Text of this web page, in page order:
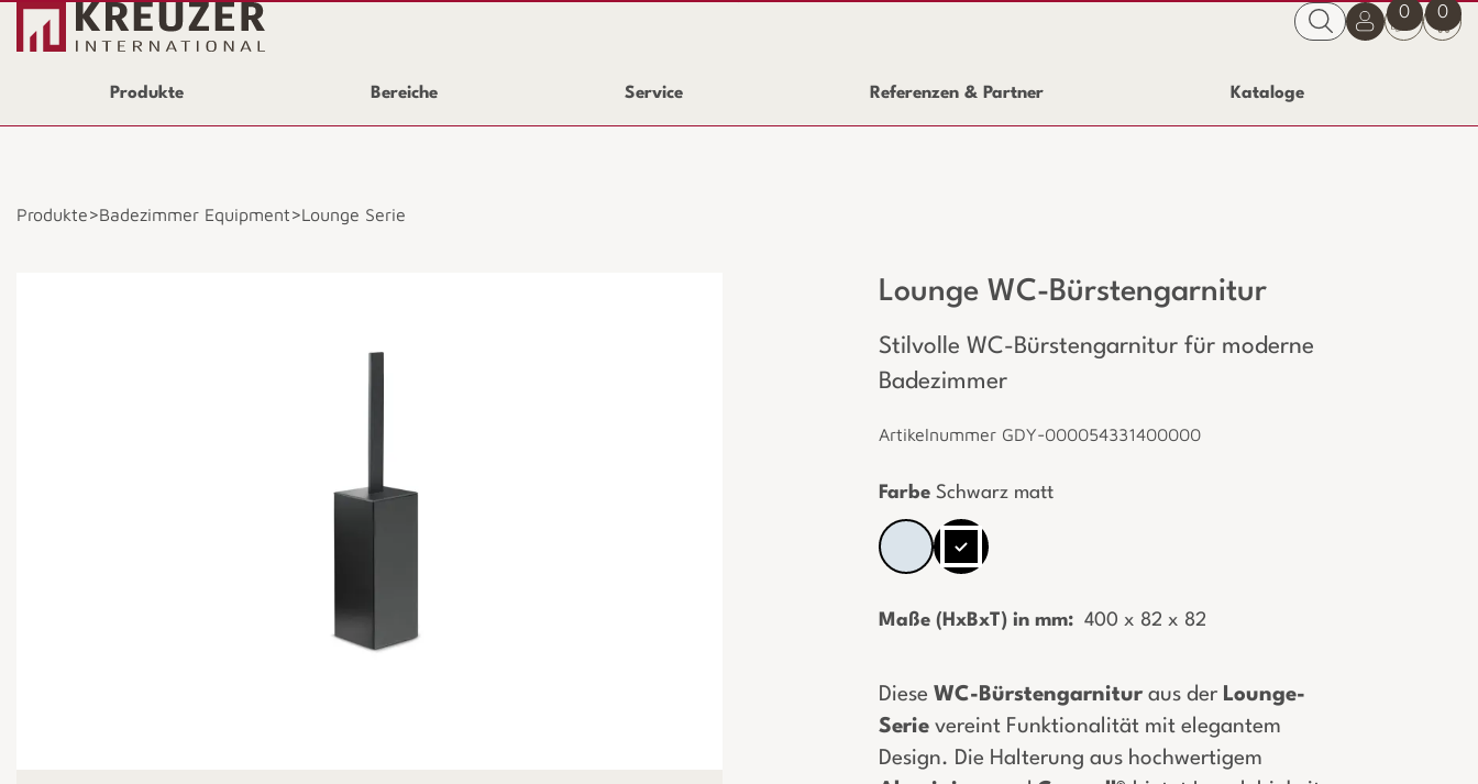
0 0
Produkte Bereiche Service Referenzen & Partner Kataloge
Produkte>Badezimmer Equipment>Lounge Serie
Lounge WC-Bürstengarnitur
Stilvolle WC-Bürstengarnitur für moderne
Badezimmer
Artikelnummer GDY-000054331400000
Farbe Schwarz matt
Maße (HxBxT) in mm: ­ 400 x 82 x 82
Diese WC-Bürstengarnitur aus der Lounge-
Serie vereint Funktionalität mit elegantem
Design. Die Halterung aus hochwertigem